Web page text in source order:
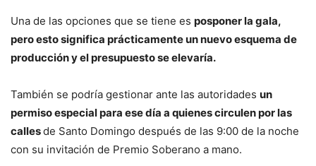
Una de las opciones que se tiene es posponer la gala,
pero esto significa prácticamente un nuevo esquema de
producción y el presupuesto se elevaría.
También se podría gestionar ante las autoridades un
permiso especial para ese día a quienes circulen por las
callesde Santo Domingo después de las 9:00 de la noche
con su invitación de Premio Soberano a mano.